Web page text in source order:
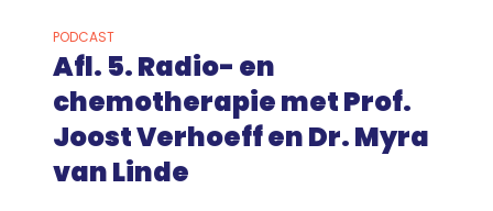
PODCAST
Afl. 5. Radio- en
chemotherapie met Prof.
Joost Verhoeff en Dr. Myra
van Linde